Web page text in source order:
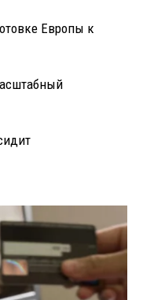
Европы к